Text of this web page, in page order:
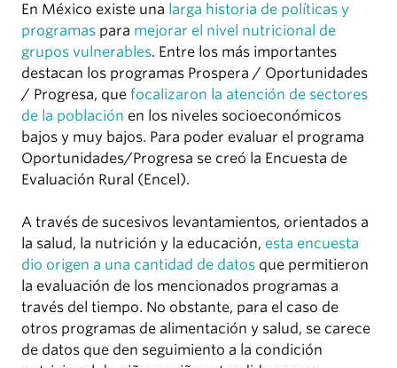
En México existe una larga historia de políticas y
programas para mejorar el nivel nutricional de
grupos vulnerables. Entre los más importantes
destacan los programas Prospera / Oportunidades
/ Progresa, que focalizaron la atención de sectores
de la población en los niveles socioeconómicos
bajos y muy bajos. Para poder evaluar el programa
Oportunidades/Progresa se creó la Encuesta de
Evaluación Rural (Encel).
A través de sucesivos levantamientos, orientados a
la salud, la nutrición y la educación, esta encuesta
dio origen a una cantidad de datos que permitieron
la evaluación de los mencionados programas a
través del tiempo. No obstante, para el caso de
otros programas de alimentación y salud, se carece
de datos que den seguimiento a la condición